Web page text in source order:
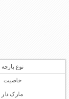
نوع پارچه
خاصیت
مارک دار